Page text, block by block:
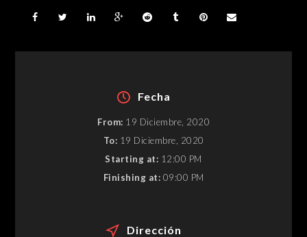
Fecha
From: 19 Diciembre, 2020
To: 19 Diciembre, 2020
Starting at: 12:00 PM
Finishing at: 09:00 PM
Dirección